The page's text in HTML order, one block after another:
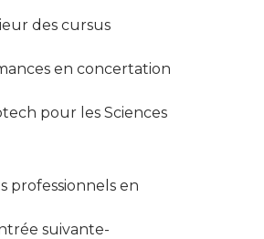
des cursus
en concertation
pour les Sciences
professionnels en
suivante-